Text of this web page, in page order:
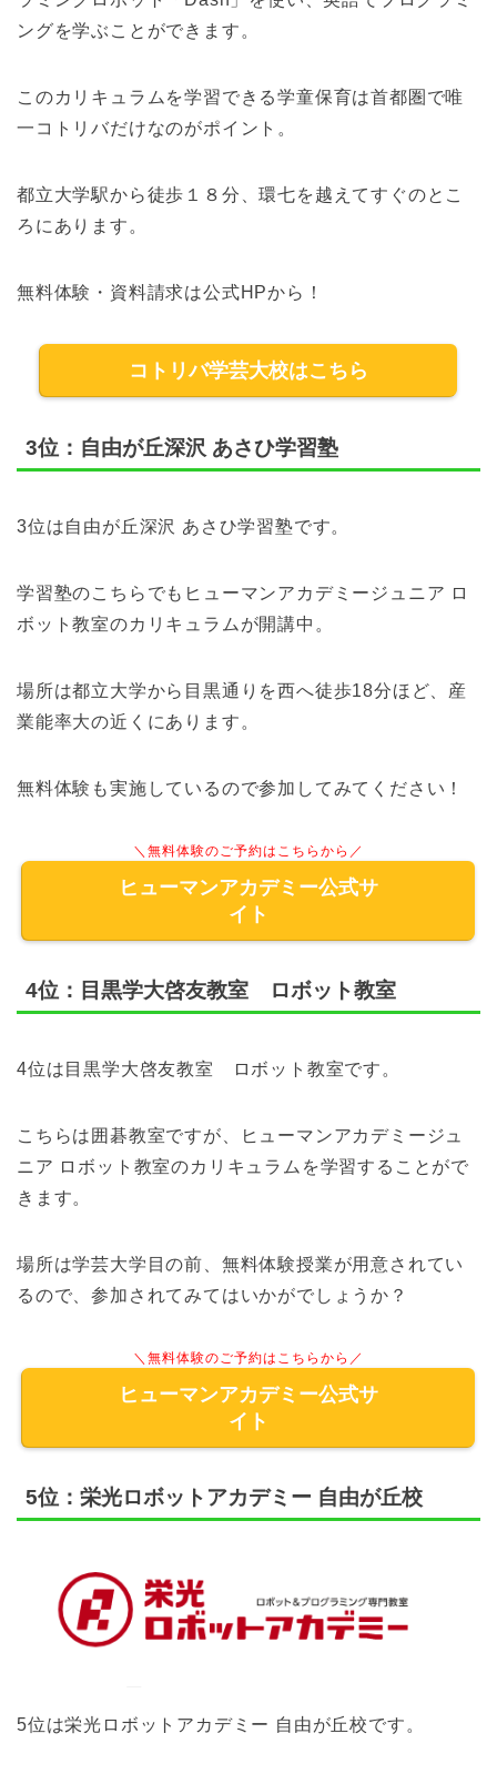
ングを学ぶことができます。
このカリキュラムを学習できる学童保育は首都圏で唯
一コトリバだけなのがポイント。
都立大学駅から徒歩１８分、環七を越えてすぐのとこ
ろにあります。
無料体験・資料請求は公式HPから！
コトリバ学芸大校はこちら
3位：自由が丘深沢 あさひ学習塾
3位は自由が丘深沢 あさひ学習塾です。
学習塾のこちらでもヒューマンアカデミージュニア ロ
ボット教室のカリキュラムが開講中。
場所は都立大学から目黒通りを西へ徒歩18分ほど、産
業能率大の近くにあります。
無料体験も実施しているので参加してみてください！
＼無料体験のご予約はこちらから／
ヒューマンアカデミー公式サ
イト
4位：目黒学大啓友教室 ロボット教室
4位は目黒学大啓友教室 ロボット教室です。
こちらは囲碁教室ですが、ヒューマンアカデミージュ
ニア ロボット教室のカリキュラムを学習することがで
きます。
場所は学芸大学目の前、無料体験授業が用意されてい
るので、参加されてみてはいかがでしょうか？
＼無料体験のご予約はこちらから／
ヒューマンアカデミー公式サ
イト
5位：栄光ロボットアカデミー 自由が丘校
5位は栄光ロボットアカデミー 自由が丘校です。